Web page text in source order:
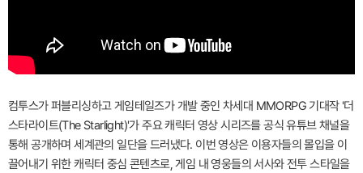
컴투스가 퍼블리싱하고 게임테일즈가 개발 중인 차세대 MMORPG 기대작 '더
스타라이트(The Starlight)'가 주요 캐릭터 영상 시리즈를 공식 유튜브 채널을
통해 공개하며 세계관의 일단을 드러냈다. 이번 영상은 이용자들의 몰입을 이
끌어내기 위한 캐릭터 중심 콘텐츠로, 게임 내 영웅들의 서사와 전투 스타일을